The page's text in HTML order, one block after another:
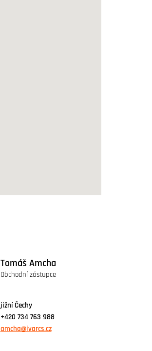
Tomáš Amcha
Obchodní zástupce
jižní Čechy
+420 734 763 988
amcha@ivarcs.cz